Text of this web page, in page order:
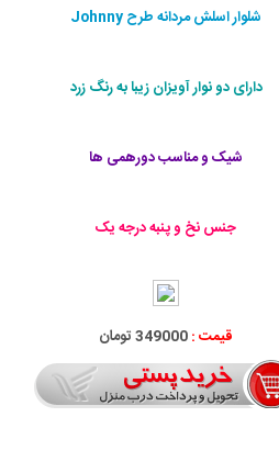
شلوار اسلش مردانه طرح Johnny
دارای دو نوار آویزان زیبا به رنگ زرد
شیک و مناسب دورهمی ها
جنس نخ و پنبه درجه یک
قیمت :349000 تومان